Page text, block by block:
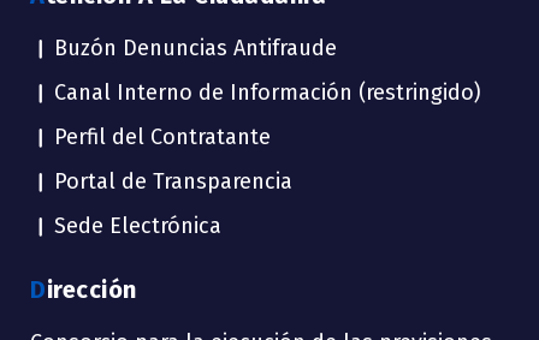
Buzón Denuncias Antifraude
Canal Interno de Información (restringido)
Perfil del Contratante
Portal de Transparencia
Sede Electrónica
Dirección